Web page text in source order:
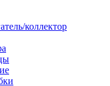
коллектор